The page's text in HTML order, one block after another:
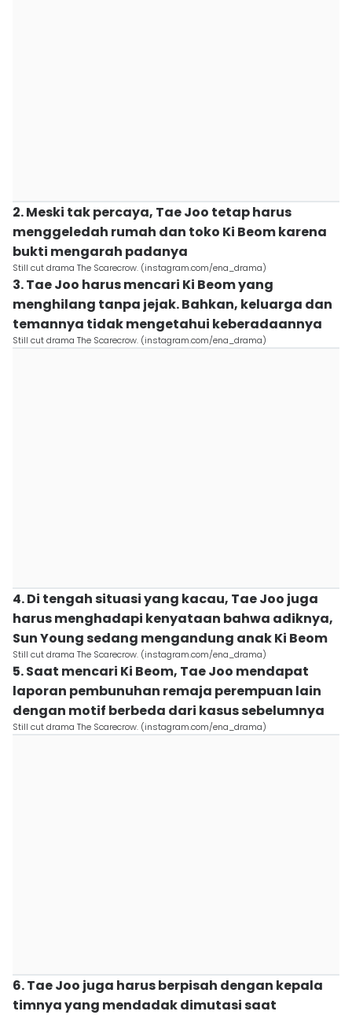
2. Meski tak percaya, Tae Joo tetap harus
menggeledah rumah dan toko Ki Beom karena
bukti mengarah padanya
Still cut drama The Scarecrow. (instagram.com/ena_drama)
3. Tae Joo harus mencari Ki Beom yang
menghilang tanpa jejak. Bahkan, keluarga dan
temannya tidak mengetahui keberadaannya
Still cut drama The Scarecrow. (instagram.com/ena_drama)
4. Di tengah situasi yang kacau, Tae Joo juga
harus menghadapi kenyataan bahwa adiknya,
Sun Young sedang mengandung anak Ki Beom
Still cut drama The Scarecrow. (instagram.com/ena_drama)
5. Saat mencari Ki Beom, Tae Joo mendapat
laporan pembunuhan remaja perempuan lain
dengan motif berbeda dari kasus sebelumnya
Still cut drama The Scarecrow. (instagram.com/ena_drama)
6. Tae Joo juga harus berpisah dengan kepala
timnya yang mendadak dimutasi saat